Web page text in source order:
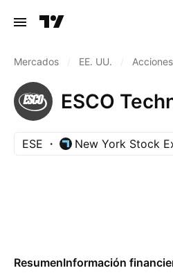
Mercados EE. UU. Acciones
ESCO
ESE New York Stock
ResumenInformación